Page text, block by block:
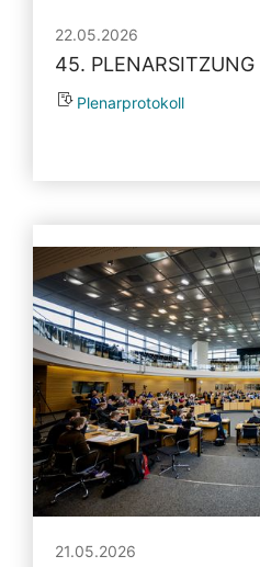
22.05.2026
45. PLENARSITZUNG
Plenarprotokoll
21.05.2026